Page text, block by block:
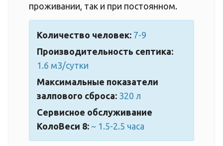
проживании, так и при постоянном.
Количество человек: 7-9
Производительность септика:
1.6 м3/сутки
Максимальные показатели
залпового сброса: 320 л
Сервисное обслуживание
КолоВеси 8: ~ 1.5-2.5 часа